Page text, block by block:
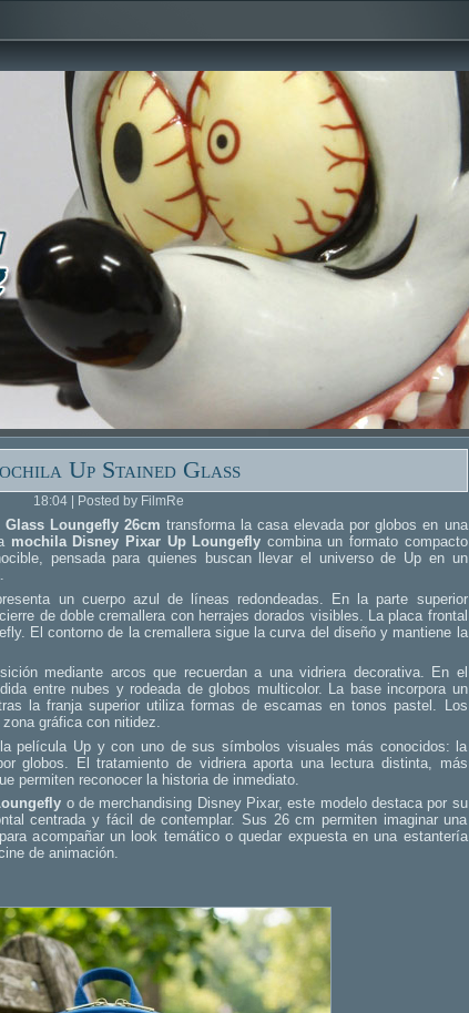
Up Stained Glass
18:04 | Posted by FilmRe
Loungefly 26cm transforma la casa elevada por globos en una
mochila Disney Pixar Up Loungefly combina un formato compacto
pensada para quienes buscan llevar el universo de Up en un
un cuerpo azul de líneas redondeadas. En la parte superior
de doble cremallera con herrajes dorados visibles. La placa frontal
El contorno de la cremallera sigue la curva del diseño y mantiene la
mediante arcos que recuerdan a una vidriera decorativa. En el
entre nubes y rodeada de globos multicolor. La base incorpora un
la franja superior utiliza formas de escamas en tonos pastel. Los
gráfica con nitidez.
la película Up y con uno de sus símbolos visuales más conocidos: la
globos. El tratamiento de vidriera aporta una lectura distinta, más
permiten reconocer la historia de inmediato.
o de merchandising Disney Pixar, este modelo destaca por su
centrada y fácil de contemplar. Sus 26 cm permiten imaginar una
acompañar un look temático o quedar expuesta en una estantería
de animación.